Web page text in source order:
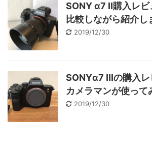
SONY α7 II購入レ
比較しながら紹介し
2019/12/30
SONYα7 IIIの購入
カメラマンが使って
2019/12/30